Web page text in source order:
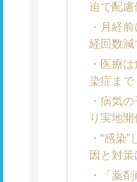
迫で配慮
月経
経回数減
医療
染症まで
病気
り実地開
“感染
因と対策
「薬